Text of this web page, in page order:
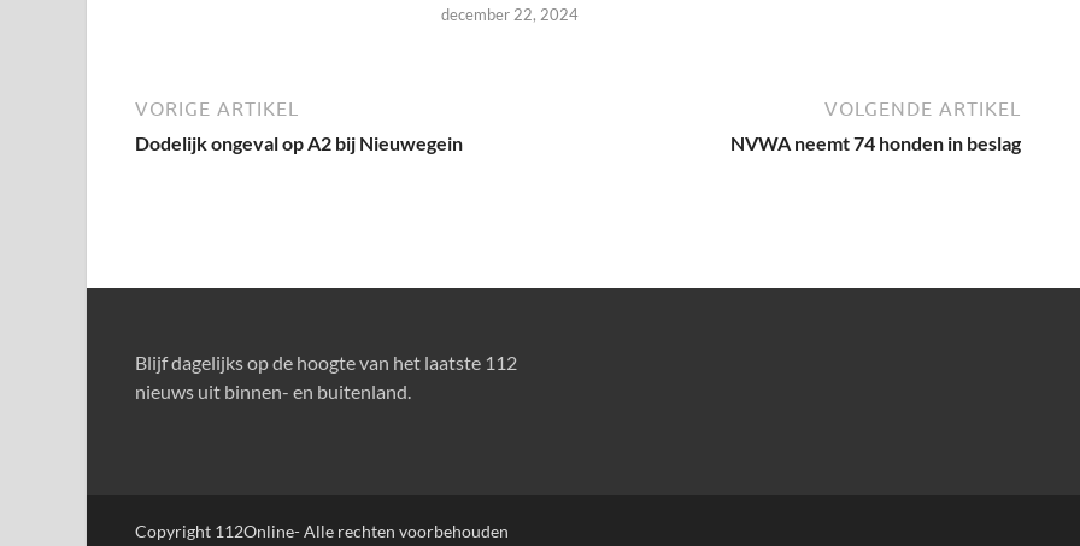
december 22, 2024
VORIGE ARTIKEL
Dodelijk ongeval op A2 bij Nieuwegein
VOLGENDE ARTIKEL
NVWA neemt 74 honden in beslag
Blijf dagelijks op de hoogte van het laatste 112
nieuws uit binnen- en buitenland.
Copyright 112Online- Alle rechten voorbehouden